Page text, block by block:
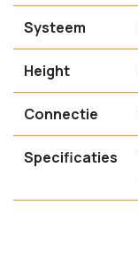
Systeem
Height
Connectie
Specificaties